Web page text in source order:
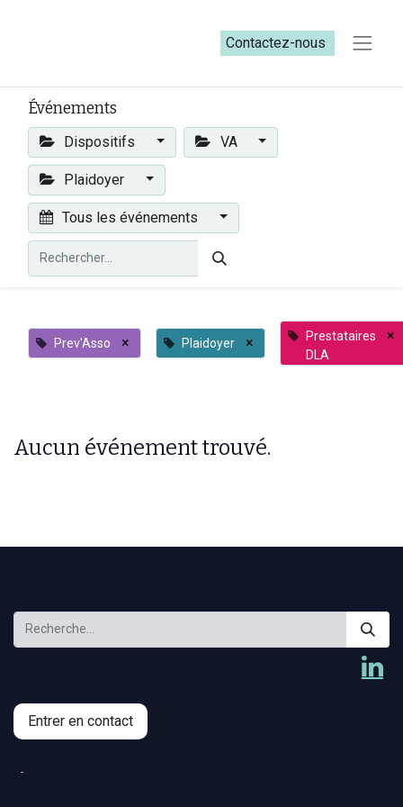
Contactez-nous​​
Événements
Dispositifs VA
Plaidoyer
Tous les événements
Prev'Asso × Plaidoyer ×
Prestataires
DLA
×
Aucun événement trouvé.
Entrer en contact